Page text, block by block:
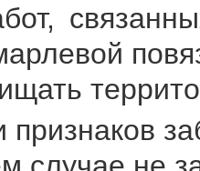
признаков